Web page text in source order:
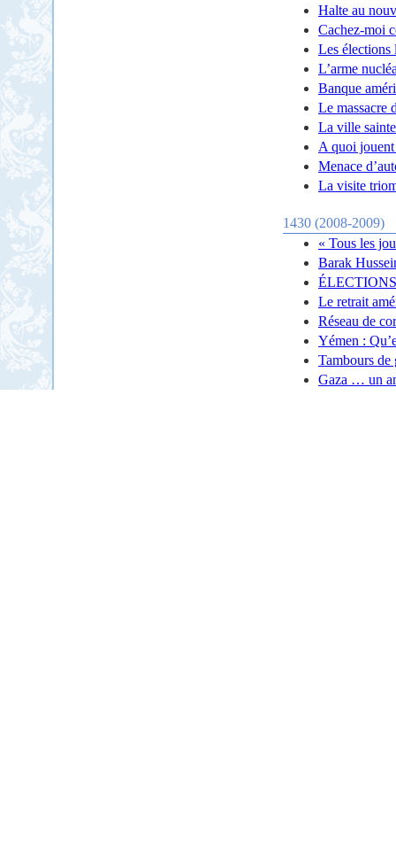
Halte au
Cachez-moi
Les élections
L’arme
Banque
Le massacre
La ville
A quoi
Menace
La visite
1430 (2008-2009)
« Tous les
Barak
Le retrait
Réseau de
Yémen :
Tambours
Gaza … un